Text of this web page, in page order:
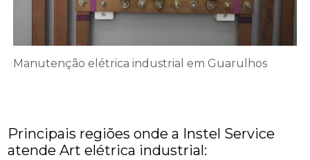
Manutenção elétrica industrial em Guarulhos
Principais regiões onde a Instel Service
atende Art elétrica industrial: